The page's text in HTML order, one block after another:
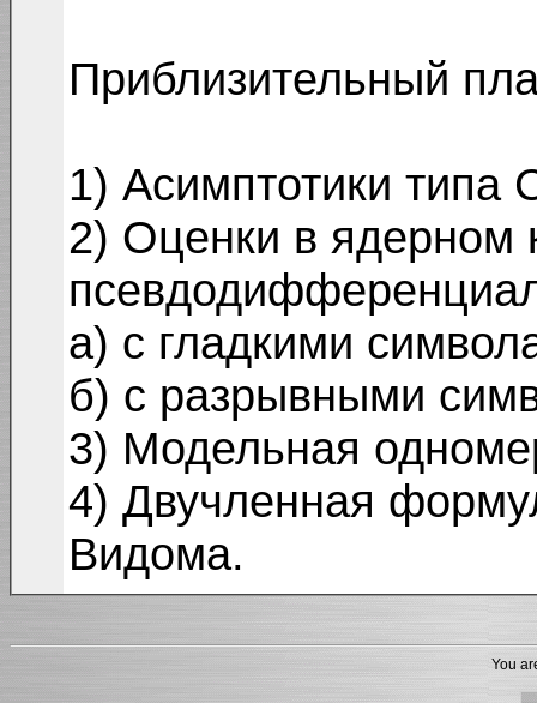
Приблизительный
1) Асимптотики типа
2) Оценки в ядерном
а) с гладкими
б) с разрывными
3) Модельная
4) Двучленная
Видома.
You